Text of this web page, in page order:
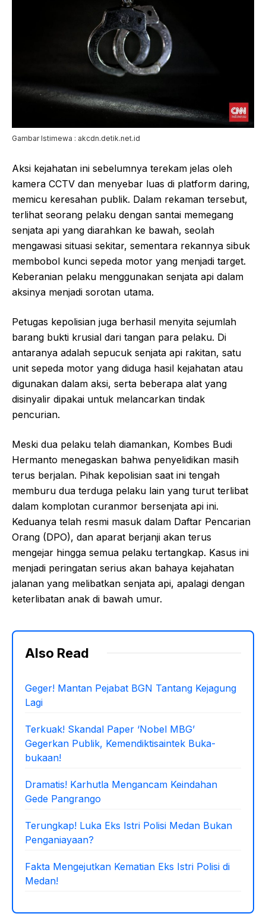
Gambar Istimewa : akcdn.detik.net.id
Aksi kejahatan ini sebelumnya terekam jelas oleh
kamera CCTV dan menyebar luas di platform daring,
memicu keresahan publik. Dalam rekaman tersebut,
terlihat seorang pelaku dengan santai memegang
senjata api yang diarahkan ke bawah, seolah
mengawasi situasi sekitar, sementara rekannya sibuk
membobol kunci sepeda motor yang menjadi target.
Keberanian pelaku menggunakan senjata api dalam
aksinya menjadi sorotan utama.
Petugas kepolisian juga berhasil menyita sejumlah
barang bukti krusial dari tangan para pelaku. Di
antaranya adalah sepucuk senjata api rakitan, satu
unit sepeda motor yang diduga hasil kejahatan atau
digunakan dalam aksi, serta beberapa alat yang
disinyalir dipakai untuk melancarkan tindak
pencurian.
Meski dua pelaku telah diamankan, Kombes Budi
Hermanto menegaskan bahwa penyelidikan masih
terus berjalan. Pihak kepolisian saat ini tengah
memburu dua terduga pelaku lain yang turut terlibat
dalam komplotan curanmor bersenjata api ini.
Keduanya telah resmi masuk dalam Daftar Pencarian
Orang (DPO), dan aparat berjanji akan terus
mengejar hingga semua pelaku tertangkap. Kasus ini
menjadi peringatan serius akan bahaya kejahatan
jalanan yang melibatkan senjata api, apalagi dengan
keterlibatan anak di bawah umur.
Also Read
Geger! Mantan Pejabat BGN Tantang Kejagung
Lagi
Terkuak! Skandal Paper ‘Nobel MBG’
Gegerkan Publik, Kemendiktisaintek Buka-
bukaan!
Dramatis! Karhutla Mengancam Keindahan
Gede Pangrango
Terungkap! Luka Eks Istri Polisi Medan Bukan
Penganiayaan?
Fakta Mengejutkan Kematian Eks Istri Polisi di
Medan!